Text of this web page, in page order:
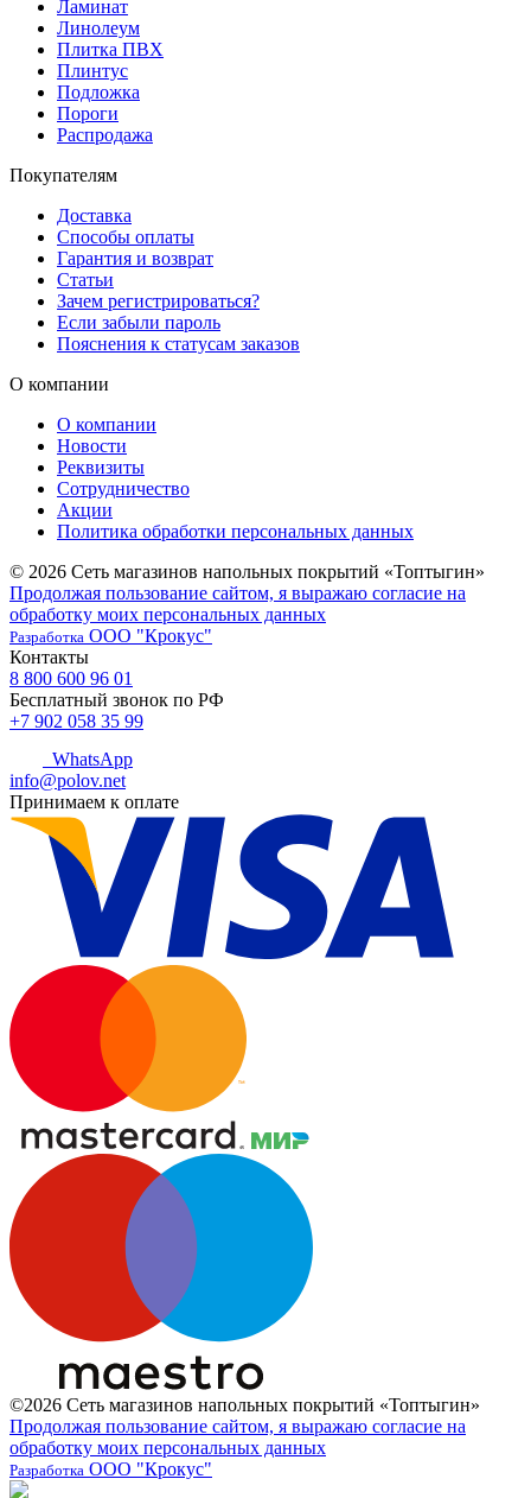
Ламинат
Линолеум
Плитка ПВХ
Плинтус
Подложка
Пороги
Распродажа
Покупателям
Доставка
Способы оплаты
Гарантия и возврат
Статьи
Зачем регистрироваться?
Если забыли пароль
Пояснения к статусам заказов
О компании
О компании
Новости
Реквизиты
Сотрудничество
Акции
Политика обработки персональных данных
© 2026 Сеть магазинов напольных покрытий «Топтыгин»
Продолжая пользование сайтом, я выражаю согласие на
обработку моих персональных данных
Разработка ООО "Крокус"
Контакты
8 800 600 96 01
Бесплатный звонок по РФ
+7 902 058 35 99
WhatsApp
info@polov.net
Принимаем к оплате
©2026 Сеть магазинов напольных покрытий «Топтыгин»
Продолжая пользование сайтом, я выражаю согласие на
обработку моих персональных данных
Разработка ООО "Крокус"